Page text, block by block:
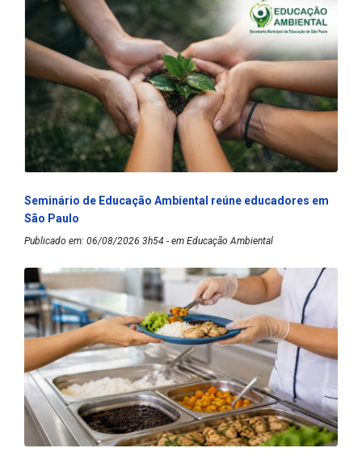
Seminário de Educação Ambiental reúne educadores em
São Paulo
Publicado em: 06/08/2026 3h54 - em Educação Ambiental